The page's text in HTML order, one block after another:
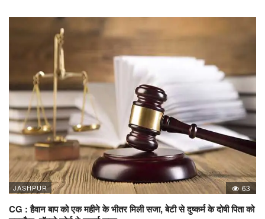
JASHPUR 63
CG : हैवान बाप को एक महीने के भीतर मिली सजा, बेटी से दुष्कर्म के दोषी पिता को